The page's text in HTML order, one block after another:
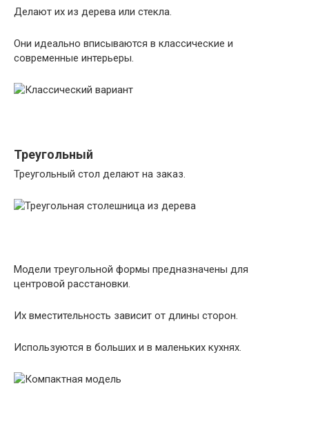
Делают их из дерева или стекла.
Они идеально вписываются в классические и
современные интерьеры.
Треугольный
Треугольный стол делают на заказ.
Модели треугольной формы предназначены для
центровой расстановки.
Их вместительность зависит от длины сторон.
Используются в больших и в маленьких кухнях.